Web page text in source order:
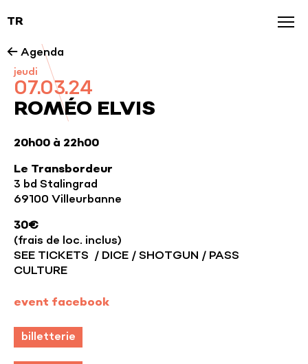
TR
Agenda
News
Galerie
← Agenda
jeudi
07.03.24
ROMÉO ELVIS
20h00 à 22h00
Le Transbordeur
3 bd Stalingrad
69100 Villeurbanne
30€
(frais de loc. inclus)
SEE TICKETS / DICE / SHOTGUN / PASS
CULTURE
event facebook
billetterie